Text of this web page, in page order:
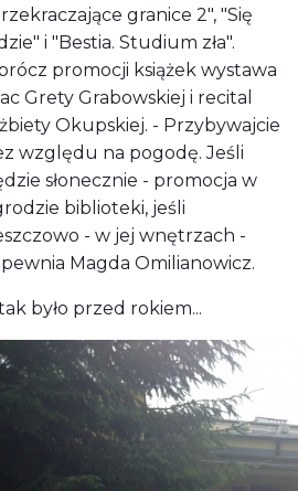
granice 2", "Się
i "Bestia. Studium zła".
promocji książek wystawa
Grety Grabowskiej i recital
Okupskiej. - Przybywajcie
względu na pogodę. Jeśli
słonecznie - promocja w
biblioteki, jeśli
- w jej wnętrzach -
Magda Omilianowicz.
było przed rokiem...